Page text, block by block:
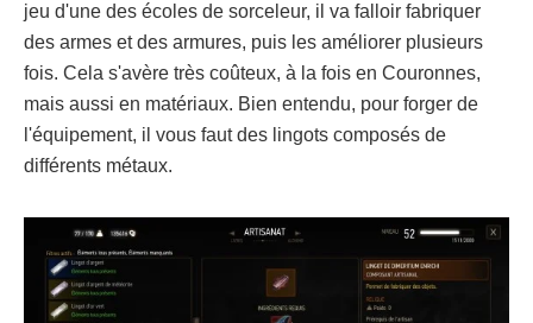
jeu d'une des écoles de sorceleur, il va falloir fabriquer
des armes et des armures, puis les améliorer plusieurs
fois. Cela s'avère très coûteux, à la fois en Couronnes,
mais aussi en matériaux. Bien entendu, pour forger de
l'équipement, il vous faut des lingots composés de
différents métaux.